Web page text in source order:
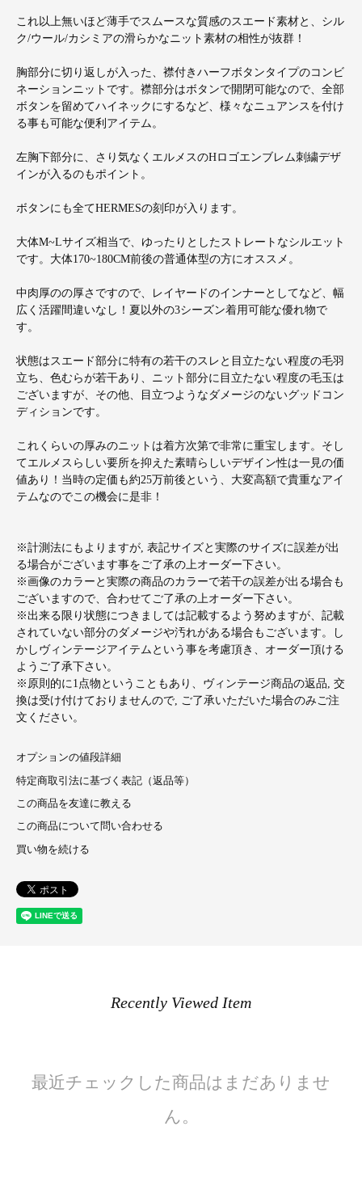
これ以上無いほど薄手でスムースな質感のスエード素材と、シル
ク/ウール/カシミアの滑らかなニット素材の相性が抜群！
胸部分に切り返しが入った、襟付きハーフボタンタイプのコンビ
ネーションニットです。襟部分はボタンで開閉可能なので、全部
ボタンを留めてハイネックにするなど、様々なニュアンスを付け
る事も可能な便利アイテム。
左胸下部分に、さり気なくエルメスのHロゴエンブレム刺繍デザ
インが入るのもポイント。
ボタンにも全てHERMESの刻印が入ります。
大体M~Lサイズ相当で、ゆったりとしたストレートなシルエット
です。大体170~180CM前後の普通体型の方にオススメ。
中肉厚のの厚さですので、レイヤードのインナーとしてなど、幅
広く活躍間違いなし！夏以外の3シーズン着用可能な優れ物で
す。
状態はスエード部分に特有の若干のスレと目立たない程度の毛羽
立ち、色むらが若干あり、ニット部分に目立たない程度の毛玉は
ございますが、その他、目立つようなダメージのないグッドコン
ディションです。
これくらいの厚みのニットは着方次第で非常に重宝します。そし
てエルメスらしい要所を抑えた素晴らしいデザイン性は一見の価
値あり！当時の定価も約25万前後という、大変高額で貴重なアイ
テムなのでこの機会に是非！
※計測法にもよりますが, 表記サイズと実際のサイズに誤差が出
る場合がございます事をご了承の上オーダー下さい。
※画像のカラーと実際の商品のカラーで若干の誤差が出る場合も
ございますので、合わせてご了承の上オーダー下さい。
※出来る限り状態につきましては記載するよう努めますが、記載
されていない部分のダメージや汚れがある場合もございます。し
かしヴィンテージアイテムという事を考慮頂き、オーダー頂ける
ようご了承下さい。
※原則的に1点物ということもあり、ヴィンテージ商品の返品, 交
換は受け付けておりませんので, ご了承いただいた場合のみご注
文ください。
オプションの値段詳細
特定商取引法に基づく表記（返品等）
この商品を友達に教える
この商品について問い合わせる
買い物を続ける
Recently Viewed Item
最近チェックした商品はまだありませ
ん。